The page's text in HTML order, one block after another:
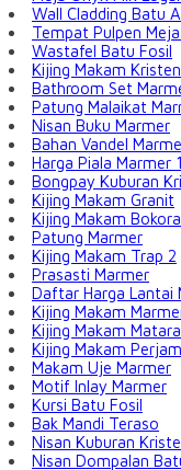
Wall Cladding Batu
Tempat Pulpen
Wastafel Batu Fosil
Kijing Makam Kristen
Bathroom Set
Patung Malaikat
Nisan Buku Marmer
Bahan Vandel
Harga Piala Marmer
Bongpay Kuburan
Kijing Makam Granit
Kijing Makam
Patung Marmer
Kijing Makam Trap 2
Prasasti Marmer
Daftar Harga Lantai
Kijing Makam
Kijing Makam
Kijing Makam
Makam Uje Marmer
Motif Inlay Marmer
Kursi Batu Fosil
Bak Mandi Teraso
Nisan Kuburan
Nisan Dompalan